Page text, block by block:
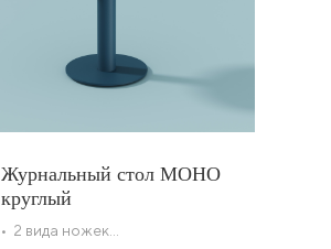
Журнальный стол МОНО
круглый
• 2 вида ножек